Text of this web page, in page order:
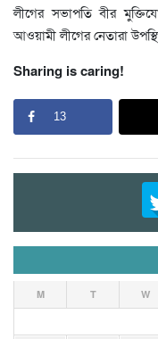
লীগের সভাপতি বীর
আওয়ামী লীগের নেতারা
Sharing is caring!
13
M T W